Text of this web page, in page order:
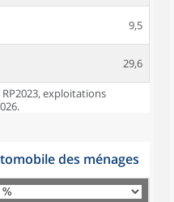
9,5
29,6
RP2023, exploitations
des ménages